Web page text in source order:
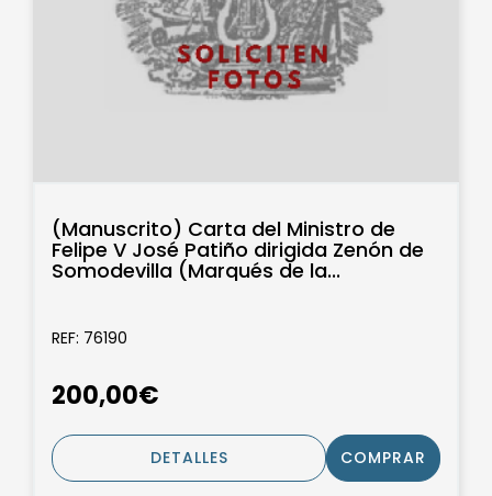
(Manuscrito) Carta del Ministro de
Felipe V José Patiño dirigida Zenón de
Somodevilla (Marqués de la...
REF: 76190
200,00€
DETALLES COMPRAR